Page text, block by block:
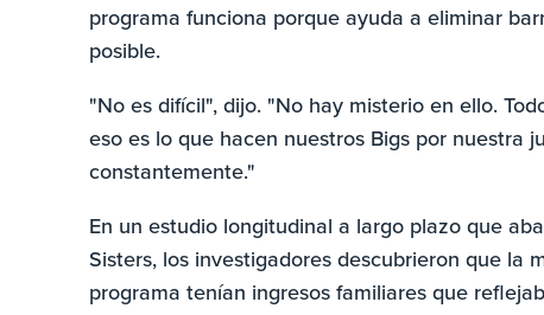
programa funciona porque ayuda a eliminar
posible.
"No es difícil", dijo. "No hay misterio en ello.
eso es lo que hacen nuestros Bigs por nuestra
constantemente."
En un estudio longitudinal a largo plazo que
Sisters, los investigadores descubrieron que la
programa tenían ingresos familiares que